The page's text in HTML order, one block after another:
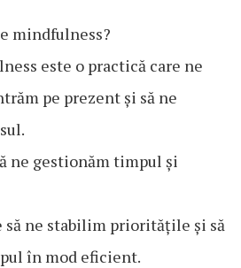
mindfulness?
este o practică care ne
pe prezent și să ne
ne gestionăm timpul și
să ne stabilim prioritățile și să
în mod eficient.